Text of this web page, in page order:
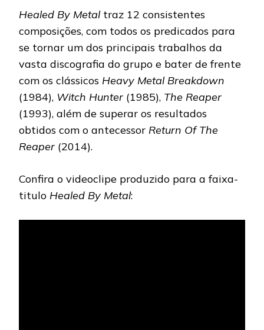
Healed By Metaltraz 12 consistentes
composições, com todos os predicados para
se tornar um dos principais trabalhos da
vasta discografia do grupo e bater de frente
com os clássicos Heavy Metal Breakdown
(1984), Witch Hunter (1985), The Reaper
(1993), além de superar os resultados
obtidos com o antecessor Return Of The
Reaper (2014).
Confira o videoclipe produzido para a faixa-
titulo Healed By Metal: